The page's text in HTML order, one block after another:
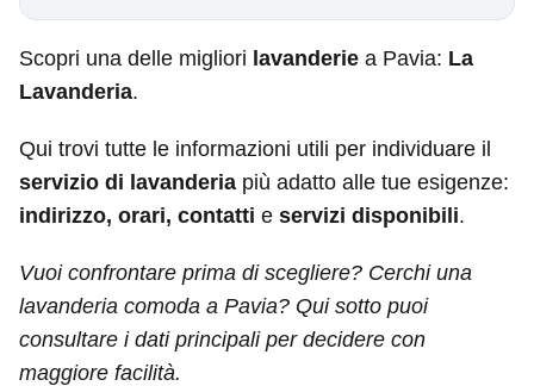
Scopri una delle migliori lavanderie a Pavia: La
Lavanderia.
Qui trovi tutte le informazioni utili per individuare il
servizio di lavanderia più adatto alle tue esigenze:
indirizzo, orari, contatti e servizi disponibili.
Vuoi confrontare prima di scegliere? Cerchi una
lavanderia comoda a Pavia? Qui sotto puoi
consultare i dati principali per decidere con
maggiore facilità.